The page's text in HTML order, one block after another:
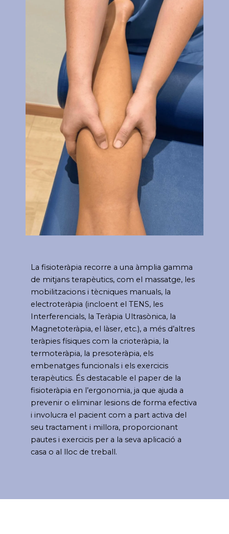
La fisioteràpia recorre a una àmplia gamma
de mitjans terapèutics, com el massatge, les
mobilitzacions i tècniques manuals, la
electroteràpia (incloent el TENS, les
Interferencials, la Teràpia Ultrasònica, la
Magnetoteràpia, el làser, etc.), a més d’altres
teràpies físiques com la crioteràpia, la
termoteràpia, la presoteràpia, els
embenatges funcionals i els exercicis
terapèutics. És destacable el paper de la
fisioteràpia en l’ergonomia, ja que ajuda a
prevenir o eliminar lesions de forma efectiva
i involucra el pacient com a part activa del
seu tractament i millora, proporcionant
pautes i exercicis per a la seva aplicació a
casa o al lloc de treball.